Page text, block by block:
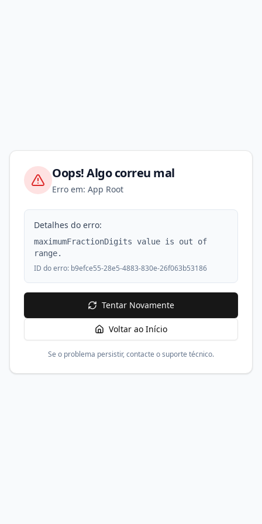
Oops! Algo correu mal
Erro em: App Root
Detalhes do erro:
maximumFractionDigits value is out of
range.
ID do erro: b9efce55-28e5-4883-830e-26f063b53186
Tentar Novamente
Voltar ao Início
Se o problema persistir, contacte o suporte técnico.